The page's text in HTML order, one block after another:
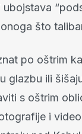
ubojstava
što
po oštrim
glazbu ili
s oštrim
i